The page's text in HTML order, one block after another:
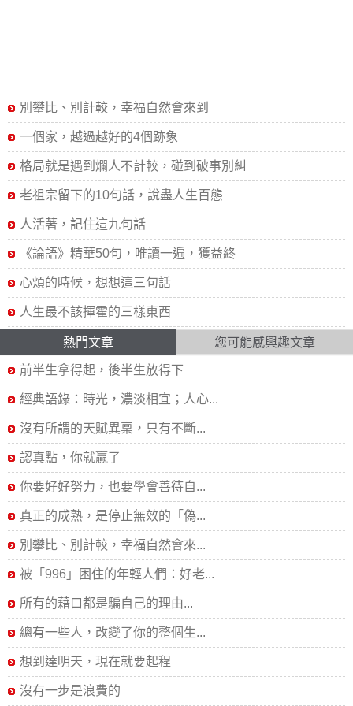
別攀比、別計較，幸福自然會來到
一個家，越過越好的4個跡象
格局就是遇到爛人不計較，碰到破事別糾
老祖宗留下的10句話，說盡人生百態
人活著，記住這九句話
《論語》精華50句，唯讀一遍，獲益終
心煩的時候，想想這三句話
人生最不該揮霍的三樣東西
熱門文章 您可能感興趣文章
前半生拿得起，後半生放得下
經典語錄：時光，濃淡相宜；人心...
沒有所謂的天賦異稟，只有不斷...
認真點，你就贏了
你要好好努力，也要學會善待自...
真正的成熟，是停止無效的「偽...
別攀比、別計較，幸福自然會來...
被「996」困住的年輕人們：好老...
所有的藉口都是騙自己的理由...
總有一些人，改變了你的整個生...
想到達明天，現在就要起程
沒有一步是浪費的